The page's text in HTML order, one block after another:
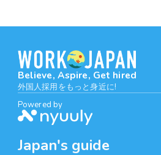
Believe, Aspire, Get hired
外国人採用をもっと身近に!
Powered by
Japan's guide